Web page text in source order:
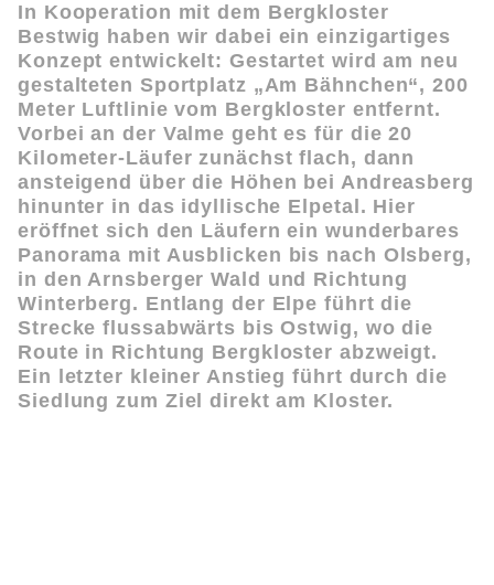
In Kooperation mit dem Bergkloster
Bestwig haben wir dabei ein einzigartiges
Konzept entwickelt: Gestartet wird am neu
gestalteten Sportplatz „Am Bähnchen“, 200
Meter Luftlinie vom Bergkloster entfernt.
Vorbei an der Valme geht es für die 20
Kilometer-Läufer zunächst flach, dann
ansteigend über die Höhen bei Andreasberg
hinunter in das idyllische Elpetal. Hier
eröffnet sich den Läufern ein wunderbares
Panorama mit Ausblicken bis nach Olsberg,
in den Arnsberger Wald und Richtung
Winterberg. Entlang der Elpe führt die
Strecke flussabwärts bis Ostwig, wo die
Route in Richtung Bergkloster abzweigt.
Ein letzter kleiner Anstieg führt durch die
Siedlung zum Ziel direkt am Kloster.